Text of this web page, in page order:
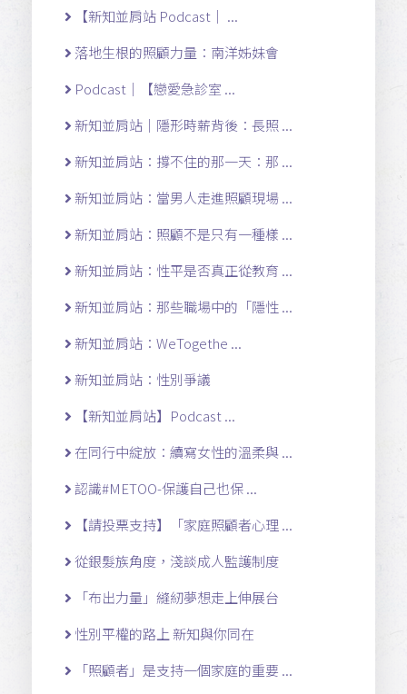
【新知並肩站 Podcast｜ ...
落地生根的照顧力量：南洋姊妹會
Podcast｜【戀愛急診室 ...
新知並肩站｜隱形時薪背後：長照 ...
新知並肩站：撐不住的那一天：那 ...
新知並肩站：當男人走進照顧現場 ...
新知並肩站：照顧不是只有一種樣 ...
新知並肩站：性平是否真正從教育 ...
新知並肩站：那些職場中的「隱性 ...
新知並肩站：WeTogethe ...
新知並肩站：性別爭議
【新知並肩站】Podcast ...
在同行中綻放：續寫女性的溫柔與 ...
認識#METOO-保護自己也保 ...
【請投票支持】「家庭照顧者心理 ...
從銀髮族角度，淺談成人監護制度
「布出力量」縫紉夢想走上伸展台
性別平權的路上 新知與你同在
「照顧者」是支持一個家庭的重要 ...